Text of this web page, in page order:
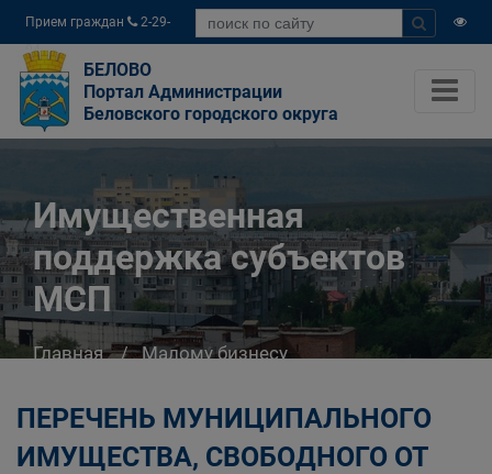
Прием граждан
2-29-
04
БЕЛОВО
Портал Администрации
Беловского городского округа
Имущественная
поддержка субъектов
МСП
Главная
Малому бизнесу
ПЕРЕЧЕНЬ МУНИЦИПАЛЬНОГО
ИМУЩЕСТВА, СВОБОДНОГО ОТ